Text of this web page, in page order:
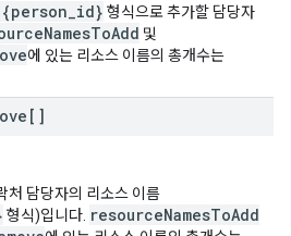
형식으로 추가할 담당자
및
에 있는 리소스 이름의 총개수는
처 담당자의 리소스 이름
형식)입니다. resourceNamesToAdd